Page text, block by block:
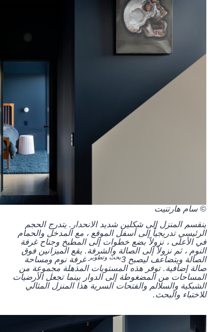
© سام هارتنيت
ينقسم المنزل إلى شكلين شديد الانحدار. يتدرج الحجم
الرئيسي تدريجياً إلى أسفل الموقع ، مع المدخل والحمام
في الأعلى ، نزولاً بضع خطوات إلى المطبخ وجناح غرفة
النوم ، ثم نزولاً إلى الصالة والشرفة. يقع الميزانين فوق
الصالة ويتضاعف ليصبح 3 بحث وتطوير غرفة نوم ومساحة
صالة إضافية. توفر هذه المستويات المذهلة مجموعة من
المساحات من المضغوطة إلى الدوار بينما تجعل الأرضيات
الشبكية والسلالم والفتحات السرية هذا المنزل المثالي
للاختباء والبحث.